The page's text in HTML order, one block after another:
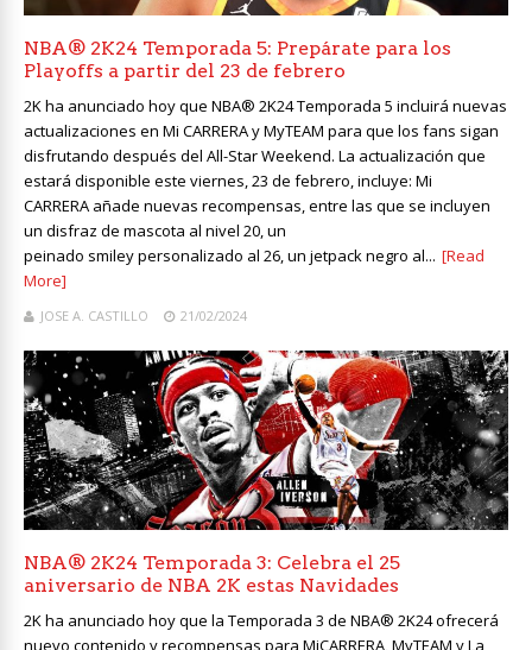
NBA® 2K24 Temporada 5: Prepárate para los
Playoffs a partir del 23 de febrero
2K ha anunciado hoy que NBA® 2K24 Temporada 5 incluirá nuevas
actualizaciones en Mi CARRERA y MyTEAM para que los fans sigan
disfrutando después del All-Star Weekend. La actualización que
estará disponible este viernes, 23 de febrero, incluye: Mi
CARRERA añade nuevas recompensas, entre las que se incluyen
un disfraz de mascota al nivel 20, un
peinado smiley personalizado al 26, un jetpack negro al... [Read
More]
JOSE A. CASTILLO 21/02/2024
NBA® 2K24 Temporada 3: Celebra el 25
aniversario de NBA 2K estas Navidades
2K ha anunciado hoy que la Temporada 3 de NBA® 2K24 ofrecerá